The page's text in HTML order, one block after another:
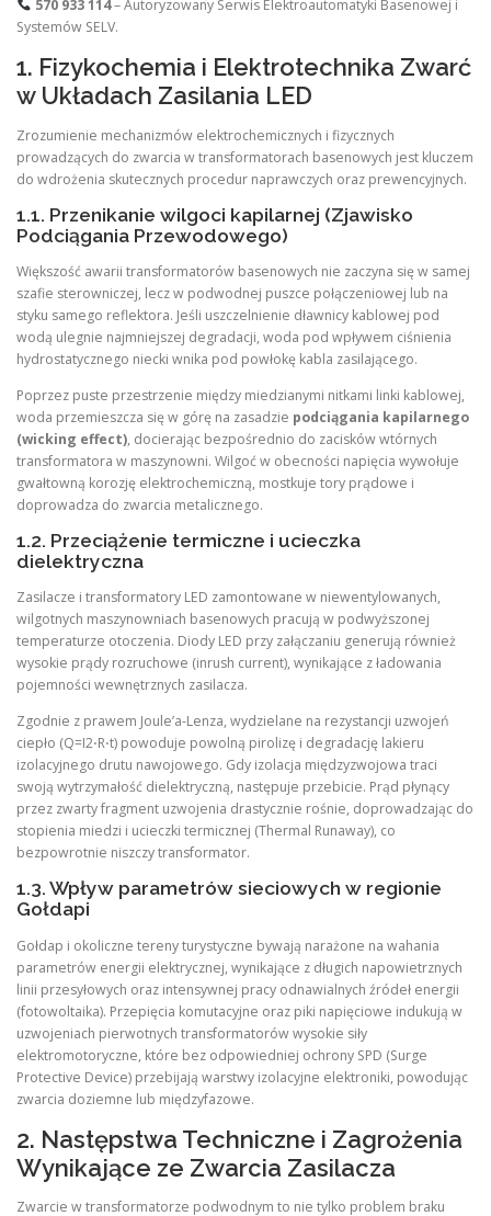
570 933 114– Autoryzowany Serwis Elektroautomatyki Basenowej i
Systemów SELV.
1. Fizykochemia i Elektrotechnika Zwarć
w Układach Zasilania LED
Zrozumienie mechanizmów elektrochemicznych i fizycznych
prowadzących do zwarcia w transformatorach basenowych jest kluczem
do wdrożenia skutecznych procedur naprawczych oraz prewencyjnych.
1.1. Przenikanie wilgoci kapilarnej (Zjawisko
Podciągania Przewodowego)
Większość awarii transformatorów basenowych nie zaczyna się w samej
szafie sterowniczej, lecz w podwodnej puszce połączeniowej lub na
styku samego reflektora. Jeśli uszczelnienie dławnicy kablowej pod
wodą ulegnie najmniejszej degradacji, woda pod wpływem ciśnienia
hydrostatycznego niecki wnika pod powłokę kabla zasilającego.
Poprzez puste przestrzenie między miedzianymi nitkami linki kablowej,
woda przemieszcza się w górę na zasadzie podciągania kapilarnego
(wicking effect), docierając bezpośrednio do zacisków wtórnych
transformatora w maszynowni. Wilgoć w obecności napięcia wywołuje
gwałtowną korozję elektrochemiczną, mostkuje tory prądowe i
doprowadza do zwarcia metalicznego.
1.2. Przeciążenie termiczne i ucieczka
dielektryczna
Zasilacze i transformatory LED zamontowane w niewentylowanych,
wilgotnych maszynowniach basenowych pracują w podwyższonej
temperaturze otoczenia. Diody LED przy załączaniu generują również
wysokie prądy rozruchowe (inrush current), wynikające z ładowania
pojemności wewnętrznych zasilacza.
Zgodnie z prawem Joule’a-Lenza, wydzielane na rezystancji uzwojeń
ciepło (Q=I2⋅R⋅t) powoduje powolną pirolizę i degradację lakieru
izolacyjnego drutu nawojowego. Gdy izolacja międzyzwojowa traci
swoją wytrzymałość dielektryczną, następuje przebicie. Prąd płynący
przez zwarty fragment uzwojenia drastycznie rośnie, doprowadzając do
stopienia miedzi i ucieczki termicznej (Thermal Runaway), co
bezpowrotnie niszczy transformator.
1.3. Wpływ parametrów sieciowych w regionie
Gołdapi
Gołdap i okoliczne tereny turystyczne bywają narażone na wahania
parametrów energii elektrycznej, wynikające z długich napowietrznych
linii przesyłowych oraz intensywnej pracy odnawialnych źródeł energii
(fotowoltaika). Przepięcia komutacyjne oraz piki napięciowe indukują w
uzwojeniach pierwotnych transformatorów wysokie siły
elektromotoryczne, które bez odpowiedniej ochrony SPD (Surge
Protective Device) przebijają warstwy izolacyjne elektroniki, powodując
zwarcia doziemne lub międzyfazowe.
2. Następstwa Techniczne i Zagrożenia
Wynikające ze Zwarcia Zasilacza
Zwarcie w transformatorze podwodnym to nie tylko problem braku